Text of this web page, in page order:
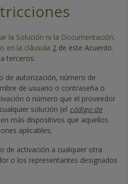
la Solución ni la Documentación,
en la cláusula 2 de este Acuerdo.
terceros:
de autorización, número de
de usuario o contraseña o
o número que el proveedor
solución (el código de
más dispositivos que aquellos
aplicables;
de activación a cualquier otra
o los representantes designados